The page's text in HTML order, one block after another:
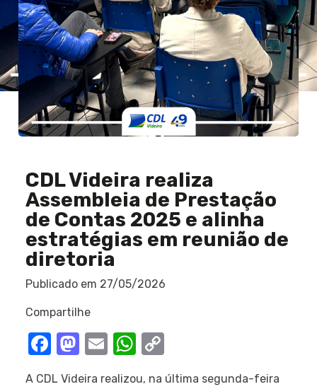
CDL Videira realiza
Assembleia de Prestação
de Contas 2025 e alinha
estratégias em reunião de
diretoria
Publicado em 27/05/2026
Compartilhe
Facebook
Mastodon
EmailWhatsApp
A CDL Videira realizou, na última segunda-feira